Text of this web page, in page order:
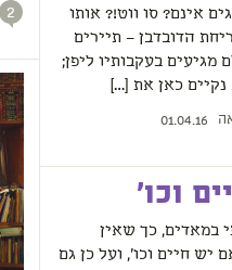
אינם? סו ווט!? אותו
הדובדבן – תיירים
מגיעים בעקבותיו ליפן;
כאן את […]
01.04.16
וכו'
במאדים, כך שאין
יש חיים וכו', ועל כן גם
2